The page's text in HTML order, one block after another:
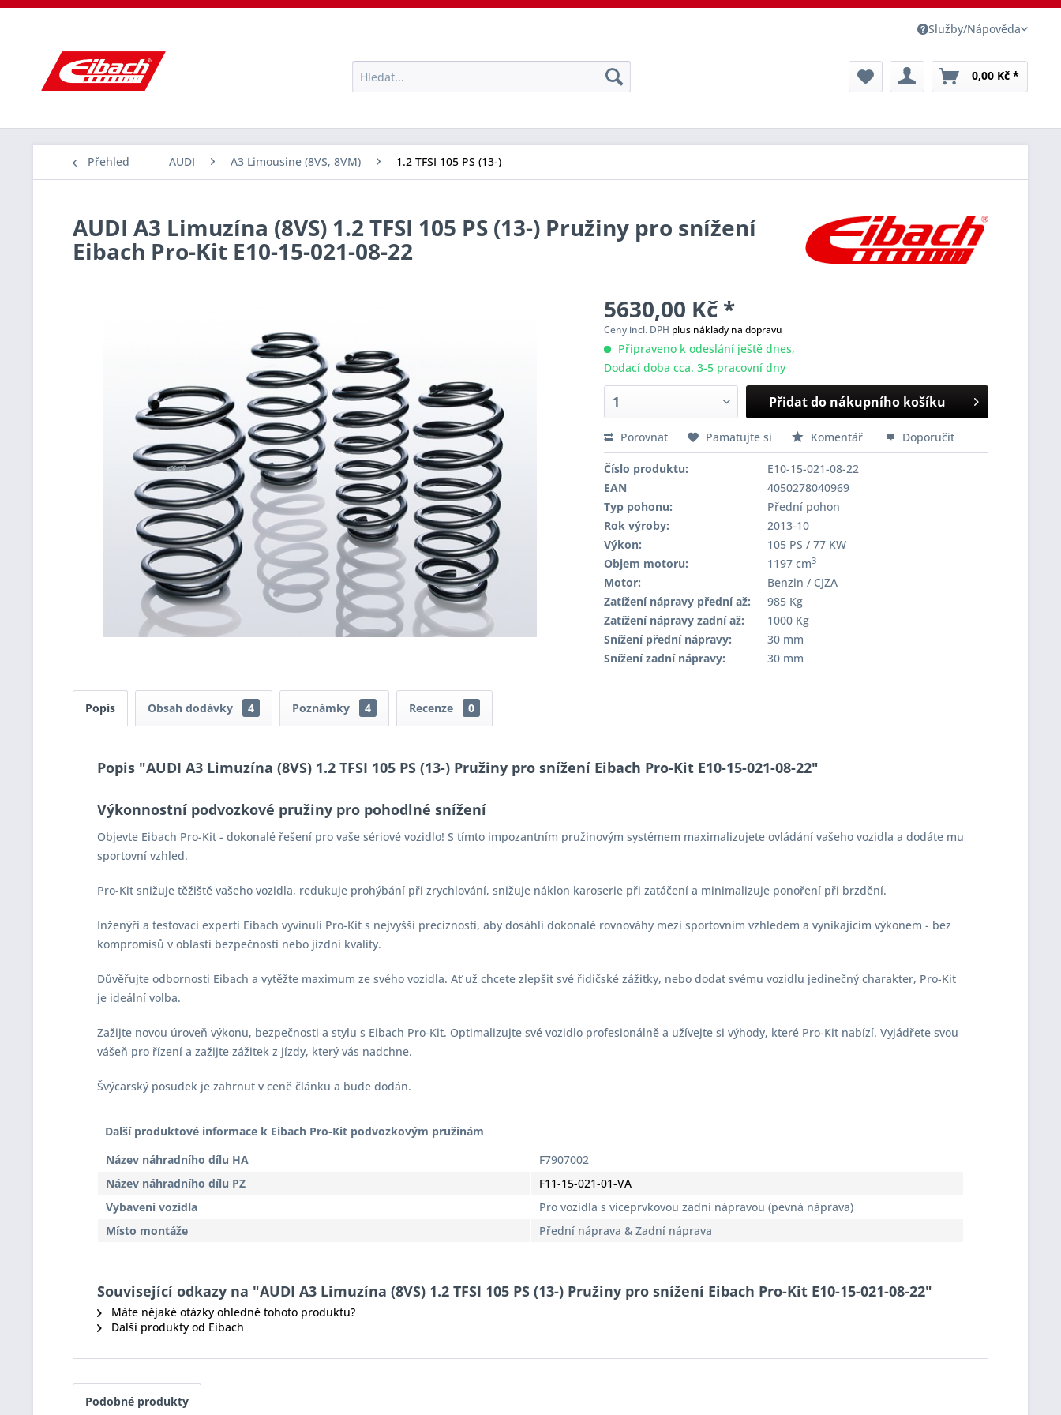
Služby/Nápověda
0,00 Kč *
Přehled AUDI A3 Limousine (8VS, 8VM) 1.2 TFSI 105 PS (13-)
AUDI A3 Limuzína (8VS) 1.2 TFSI 105 PS (13-) Pružiny pro snížení
Eibach Pro-Kit E10-15-021-08-22
5630,00 Kč *
Ceny incl. DPH plus náklady na dopravu
Připraveno k odeslání ještě dnes,
Dodací doba cca. 3-5 pracovní dny
Přidat do nákupního košíku
Porovnat Pamatujte si Komentář Doporučit
Číslo produktu:
E10-15-021-08-22
EAN
4050278040969
Typ pohonu:
Přední pohon
Rok výroby:
2013-10
Výkon:
105 PS / 77 KW
Objem motoru:
1197 cm3
Motor:
Benzin / CJZA
Zatížení nápravy přední až:
985 Kg
Zatížení nápravy zadní až:
1000 Kg
Snížení přední nápravy:
30 mm
Snížení zadní nápravy:
30 mm
Popis Obsah dodávky 4 Poznámky 4 Recenze 0
Popis "AUDI A3 Limuzína (8VS) 1.2 TFSI 105 PS (13-) Pružiny pro snížení Eibach Pro-Kit E10-15-021-08-22"
Výkonnostní podvozkové pružiny pro pohodlné snížení
Objevte Eibach Pro-Kit - dokonalé řešení pro vaše sériové vozidlo! S tímto impozantním pružinovým systémem maximalizujete ovládání vašeho vozidla a dodáte mu
sportovní vzhled.
Pro-Kit snižuje těžiště vašeho vozidla, redukuje prohýbání při zrychlování, snižuje náklon karoserie při zatáčení a minimalizuje ponoření při brzdění.
Inženýři a testovací experti Eibach vyvinuli Pro-Kit s nejvyšší precizností, aby dosáhli dokonalé rovnováhy mezi sportovním vzhledem a vynikajícím výkonem - bez
kompromisů v oblasti bezpečnosti nebo jízdní kvality.
Důvěřujte odbornosti Eibach a vytěžte maximum ze svého vozidla. Ať už chcete zlepšit své řidičské zážitky, nebo dodat svému vozidlu jedinečný charakter, Pro-Kit
je ideální volba.
Zažijte novou úroveň výkonu, bezpečnosti a stylu s Eibach Pro-Kit. Optimalizujte své vozidlo profesionálně a užívejte si výhody, které Pro-Kit nabízí. Vyjádřete svou
vášeň pro řízení a zažijte zážitek z jízdy, který vás nadchne.
Švýcarský posudek je zahrnut v ceně článku a bude dodán.
Další produktové informace k Eibach Pro-Kit podvozkovým pružinám
Název náhradního dílu HA
F7907002
Název náhradního dílu PZ
F11-15-021-01-VA
Vybavení vozidla
Pro vozidla s víceprvkovou zadní nápravou (pevná náprava)
Místo montáže
Přední náprava & Zadní náprava
Související odkazy na "AUDI A3 Limuzína (8VS) 1.2 TFSI 105 PS (13-) Pružiny pro snížení Eibach Pro-Kit E10-15-021-08-22"
Máte nějaké otázky ohledně tohoto produktu?
Další produkty od Eibach
Podobné produkty